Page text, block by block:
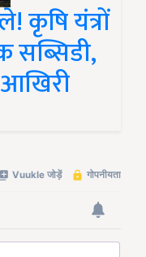
कृषि यंत्रों
सब्सिडी,